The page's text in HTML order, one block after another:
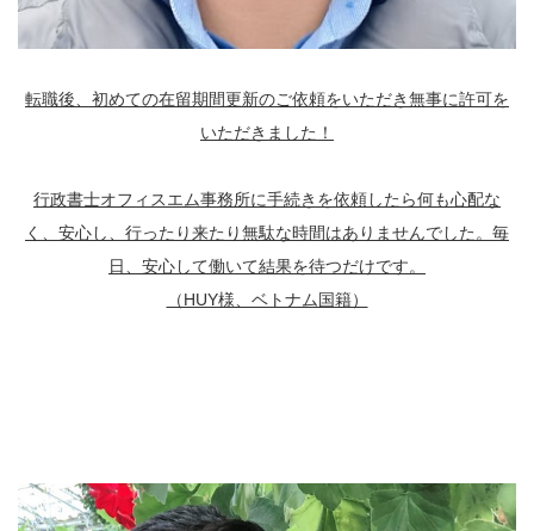
転職後、初めての在留期間更新のご依頼をいただき無事に許可を
いただきました！
行政書士オフィスエム事務所に手続きを依頼したら何も心配な
く、安心し、行ったり来たり無駄な時間はありませんでした。毎
日、安心して働いて結果を待つだけです。
（HUY様、ベトナム国籍）